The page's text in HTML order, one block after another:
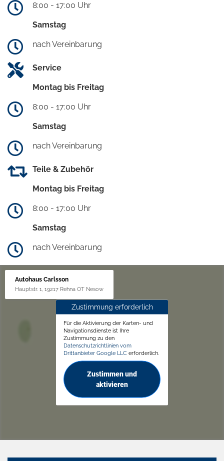
8:00 - 17:00 Uhr
Samstag
nach Vereinbarung
Service
Montag bis Freitag
8:00 - 17:00 Uhr
Samstag
nach Vereinbarung
Teile & Zubehör
Montag bis Freitag
8:00 - 17:00 Uhr
Samstag
nach Vereinbarung
Autohaus Carlsson
Hauptstr. 1, 19217 Rehna OT Nesow
Zustimmung erforderlich
Für die Aktivierung der Karten- und
Navigationsdienste ist Ihre
Zustimmung zu den
Datenschutzrichtlinien vom
Drittanbieter Google LLC erforderlich.
Zustimmen und
aktivieren